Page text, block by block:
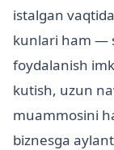
istalgan
kunlari ham —
foydalanish
kutish, uzun
muammosini
biznesga